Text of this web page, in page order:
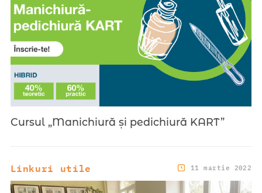
Cursul „Manichiură și pedichiură KART”
Linkuri utile 11 martie 2022